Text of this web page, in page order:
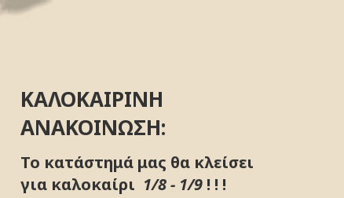
ΚΑΛΟΚΑΙΡΙΝΗ
ΑΝΑΚΟΙΝΩΣΗ:
Το κατάστημά μας θα κλείσει
για καλοκαίρι 1/8 - 1/9 ! ! !